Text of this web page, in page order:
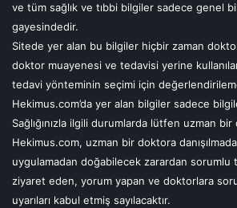
ve tüm sağlık ve tıbbi bilgiler sadece genel
gayesindedir.
Sitede yer alan bu bilgiler hiçbir zaman
doktor muayenesi ve tedavisi yerine
tedavi yönteminin seçimi için
Hekimus.com’da yer alan bilgiler sadece
Sağlığınızla ilgili durumlarda lütfen uzman bir
Hekimus.com, uzman bir doktora
uygulamadan doğabilecek zarardan sorumlu
ziyaret eden, yorum yapan ve doktorlara
uyarıları kabul etmiş sayılacaktır.